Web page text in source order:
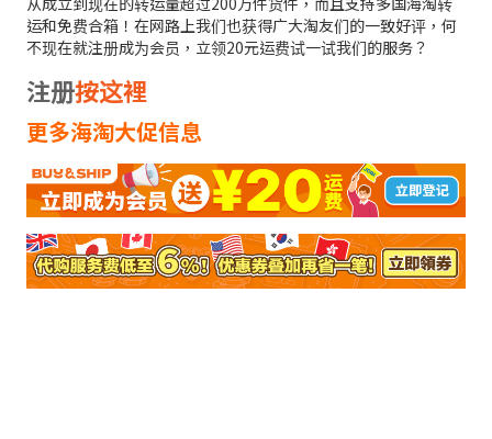
运和免费合箱！在网路上我们也获得广大淘友们的一致好评，何
不现在就注册成为会员，立领20元运费试一试我们的服务？
注册按这裡
更多海淘大促信息